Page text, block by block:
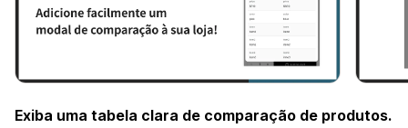
Exiba uma tabela clara de comparação de produtos.